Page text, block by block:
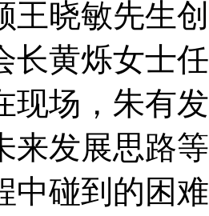
王晓敏先生
长黄烁女士
现场，朱有
来发展思路
中碰到的困